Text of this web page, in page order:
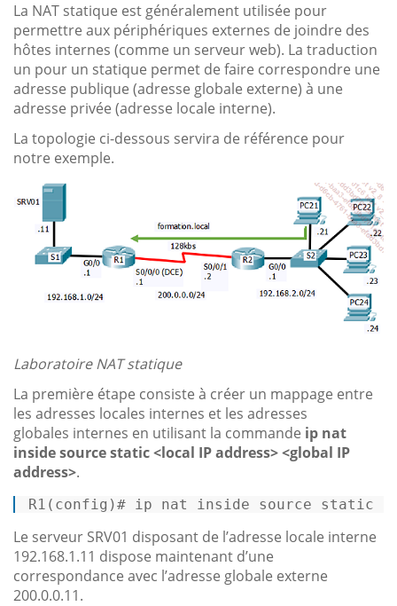
La NAT statique est généralement utilisée pour
permettre aux périphériques externes de joindre des
hôtes internes (comme un serveur web). La traduction
un pour un statique permet de faire correspondre une
adresse publique (adresse globale externe) à une
adresse privée (adresse locale interne).
La topologie ci-dessous servira de référence pour
notre exemple.
Laboratoire NAT statique
La première étape consiste à créer un mappage entre
les adresses locales internes et les adresses
globales internes en utilisant la commande ip nat
inside source static <local IP address> <global IP
address>.
R1 (config)# ip nat inside source static
Le serveur SRV01 disposant de l’adresse locale interne
192.168.1.11 dispose maintenant d’une
correspondance avec l’adresse globale externe
200.0.0.11.